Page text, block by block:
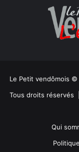
Le Petit vendômois
Tous droits réservés
Qui